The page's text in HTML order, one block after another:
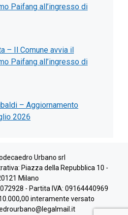
Paifang all’ingresso di
– Il Comune avvia il
Paifang all’ingresso di
– Aggiornamento
2026
Urbano srl
Piazza della Repubblica 10 -
Milano
- Partita IVA: 09164440969
interamente versato